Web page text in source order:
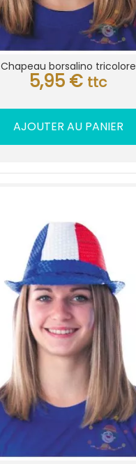
Chapeau borsalino tricolore
5,95 € ttc
AJOUTER AU PANIER